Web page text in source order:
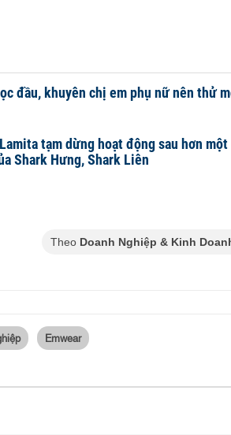
đầu, khuyên chị em phụ nữ nên thử
tạm dừng hoạt động sau hơn một
Shark Hưng, Shark Liên
Theo Doanh Nghiệp & Kinh
Emwear